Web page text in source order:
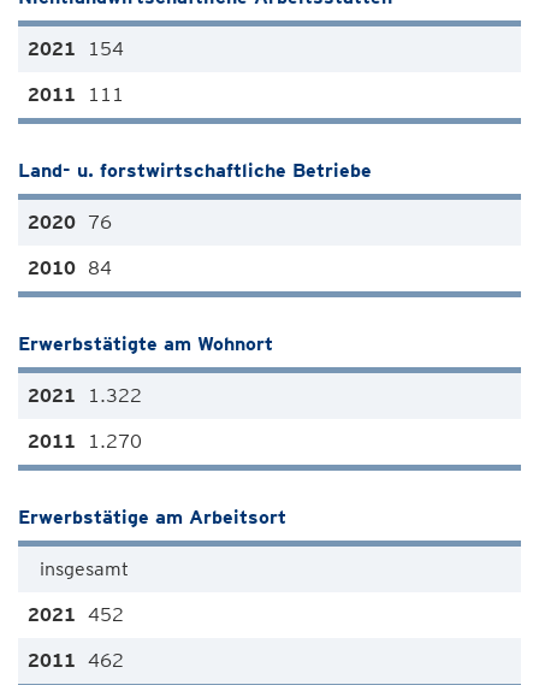
154
111
Land- u. forstwirtschaftliche Betriebe
76
84
Erwerbstätigte am Wohnort
1.322
1.270
Erwerbstätige am Arbeitsort
insgesamt
452
462